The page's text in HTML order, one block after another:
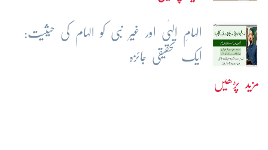
الہامِ الہٰی اور غیر نبی کو الہام کی حیثیت:
ایک تحقیقی جائزہ
مزید پڑھیں